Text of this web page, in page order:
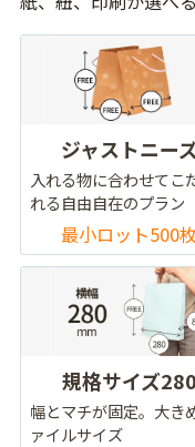
ジャストニー
入れる物に合わせてこ
れる自由自在のプラン
最小ロット500枚
規格サイズ280
幅とマチが固定。大き
ァイルサイズ